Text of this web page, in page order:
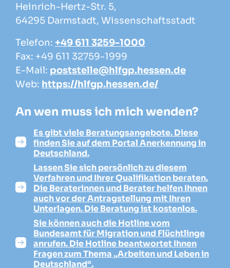
Heinrich-Hertz-Str. 5,
64295 Darmstadt, Wissenschaftsstadt
Telefon: +49 611 3259-1000
Fax: +49 611 32759-1999
E-Mail: poststelle@hlfgp.hessen.de
Web: https://hlfgp.hessen.de/
An wen muss ich mich wenden?
Es gibt viele Beratungsangebote. Diese
finden Sie auf dem Portal Anerkennung in
Deutschland.
Lassen Sie sich persönlich zu diesem
Verfahren und Ihrer Qualifikation beraten.
Die Beraterinnen und Berater helfen Ihnen
auch vor der Antragstellung mit Ihren
Unterlagen. Die Beratung ist kostenlos.
Sie können auch die Hotline vom
Bundesamt für Migration und Flüchtlinge
anrufen. Die Hotline beantwortet Ihnen
Fragen zum Thema „Arbeiten und Leben in
Deutschland“.